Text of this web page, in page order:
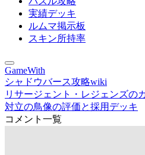
実績デッキ
ルムマ掲示板
スキン所持率
GameWith
シャドウバース攻略wiki
リサージェント・レジェンズの
対立の鳥像の評価と採用デッキ
コメント一覧